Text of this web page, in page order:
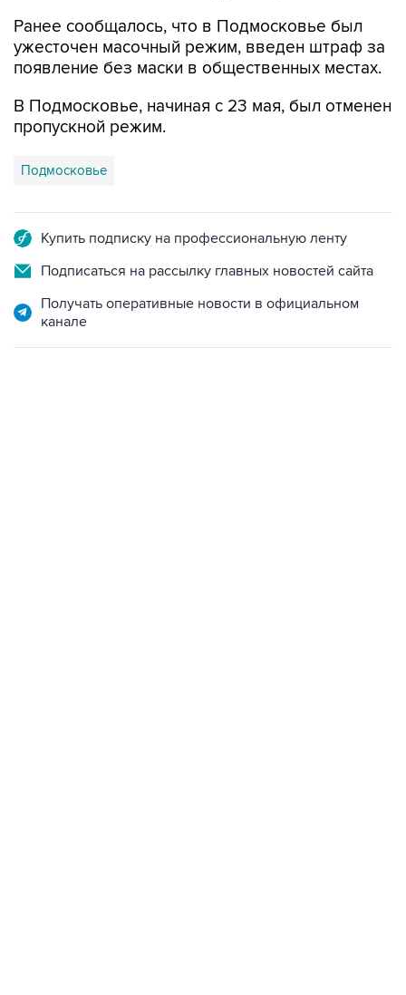
появление без маски в общественных местах.
В Подмосковье, начиная с 23 мая, был отменен
Подмосковье
Подписаться на рассылку главных новостей сайта
Получать оперативные новости в официальном